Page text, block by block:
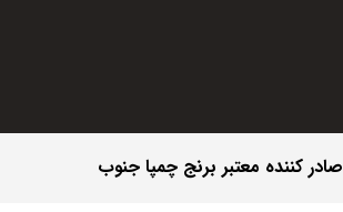
صادر کننده معتبر برنج چمپا جنوب